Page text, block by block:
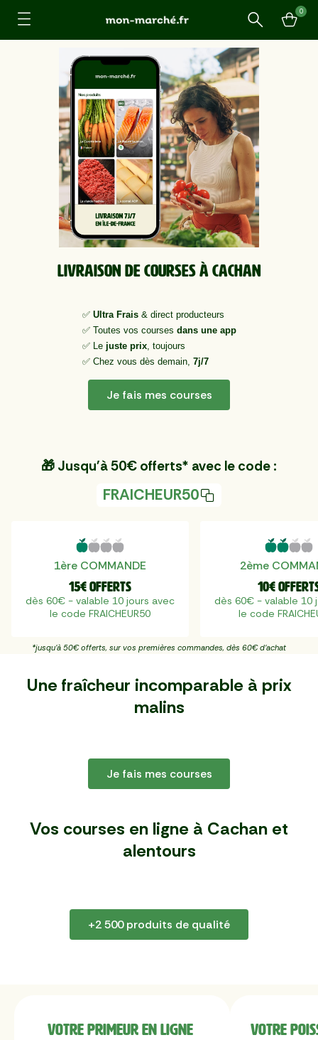
Recherche
0
Livraison de courses à Cachan
✅ Ultra Frais& direct producteurs
✅ Toutes vos courses dans une app
✅ Lejuste prix, toujours
✅ Chez vous dès demain, 7j/7
Je fais mes courses
🎁 Jusqu'à 50€ offerts* avec le code :
FRAICHEUR50
1ère COMMANDE
15€ offerts
dès 60€ - valable 10 jours avec
le code FRAICHEUR50
2ème
10€
dès 60€ - valable 10
le code
*jusqu'à 50€ offerts, sur vos premières commandes, dès 60€ d'achat
Une fraîcheur incomparable à prix
malins
Je fais mes courses
Vos courses en ligne à Cachan et
alentours
+2 500 produits de qualité
Votre primeur en ligne Votre